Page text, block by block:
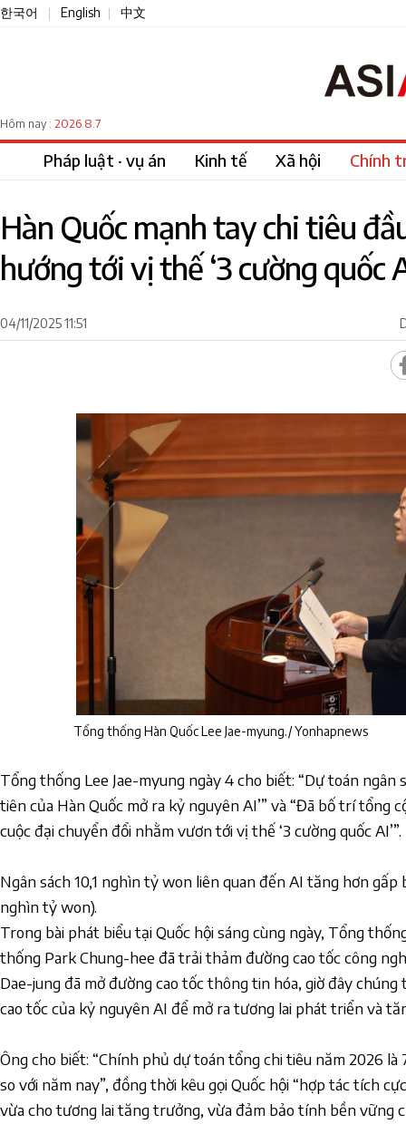
한국어 English 中文
Hôm nay : 2026.8.7
Pháp luật · vụ án Kinh tế Xã hội Chính
Hàn Quốc mạnh tay chi tiêu
hướng tới vị thế ‘3 cường quốc
04/11/2025 11:51
Tổng thống Hàn Quốc Lee Jae-myung./ Yonhapnews
Tổng thống Lee Jae-myung ngày 4 cho biết: “Dự toán ngân
tiên của Hàn Quốc mở ra kỷ nguyên AI’” và “Đã bố trí tổng
cuộc đại chuyển đổi nhằm vươn tới vị thế ‘3 cường quốc AI’”.
Ngân sách 10,1 nghìn tỷ won liên quan đến AI tăng hơn gấp
nghìn tỷ won).
Trong bài phát biểu tại Quốc hội sáng cùng ngày, Tổng
thống Park Chung-hee đã trải thảm đường cao tốc công
Dae-jung đã mở đường cao tốc thông tin hóa, giờ đây
cao tốc của kỷ nguyên AI để mở ra tương lai phát triển và
Ông cho biết: “Chính phủ dự toán tổng chi tiêu năm 2026
so với năm nay”, đồng thời kêu gọi Quốc hội “hợp tác tích
vừa cho tương lai tăng trưởng, vừa đảm bảo tính bền vững